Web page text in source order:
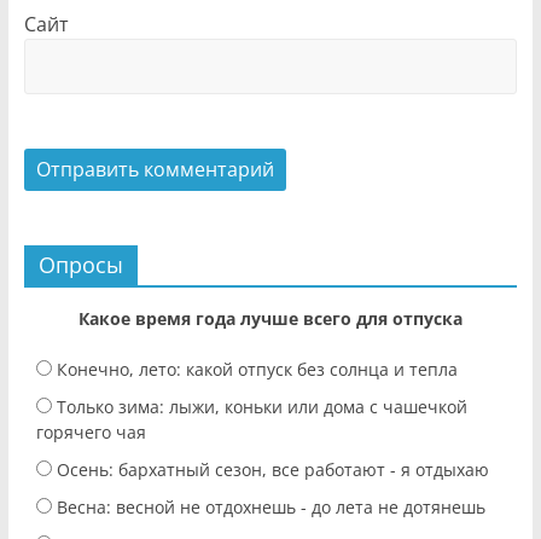
Сайт
Опросы
Какое время года лучше всего для отпуска
Конечно, лето: какой отпуск без солнца и тепла
Только зима: лыжи, коньки или дома с чашечкой
горячего чая
Осень: бархатный сезон, все работают - я отдыхаю
Весна: весной не отдохнешь - до лета не дотянешь